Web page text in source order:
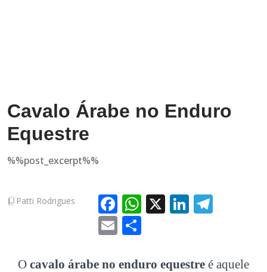
Cavalo Árabe no Enduro
Equestre
%%post_excerpt%%
Patti Rodrigues Facebook
WhatsApp
X LinkedIn
Email
O cavalo árabe no enduro equestre é aquele